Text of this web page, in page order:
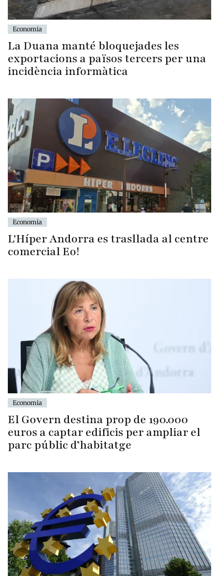
Economia
La Duana manté bloquejades les
exportacions a països tercers per una
incidència informàtica
Economia
L'Híper Andorra es trasllada al centre
comercial Eo!
Economia
El Govern destina prop de 190.000
euros a captar edificis per ampliar el
parc públic d’habitatge